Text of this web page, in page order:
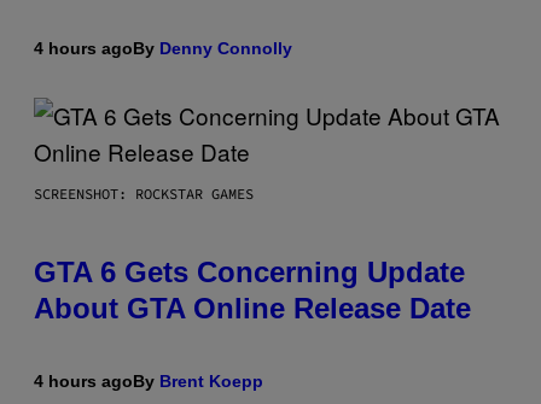
4 hours agoBy Denny Connolly
SCREENSHOT: ROCKSTAR GAMES
GTA 6 Gets Concerning Update
About GTA Online Release Date
4 hours agoBy Brent Koepp